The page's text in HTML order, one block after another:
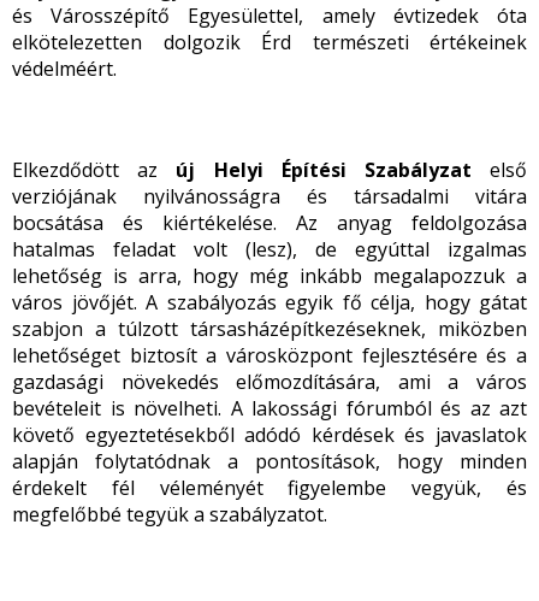
és Városszépítő Egyesülettel, amely évtizedek óta
elkötelezetten dolgozik Érd természeti értékeinek
védelméért.
Elkezdődött az új Helyi Építési Szabályzat első
verziójának nyilvánosságra és társadalmi vitára
bocsátása és kiértékelése. Az anyag feldolgozása
hatalmas feladat volt (lesz), de egyúttal izgalmas
lehetőség is arra, hogy még inkább megalapozzuk a
város jövőjét. A szabályozás egyik fő célja, hogy gátat
szabjon a túlzott társasházépítkezéseknek, miközben
lehetőséget biztosít a városközpont fejlesztésére és a
gazdasági növekedés előmozdítására, ami a város
bevételeit is növelheti. A lakossági fórumból és az azt
követő egyeztetésekből adódó kérdések és javaslatok
alapján folytatódnak a pontosítások, hogy minden
érdekelt fél véleményét figyelembe vegyük, és
megfelőbbé tegyük a szabályzatot.